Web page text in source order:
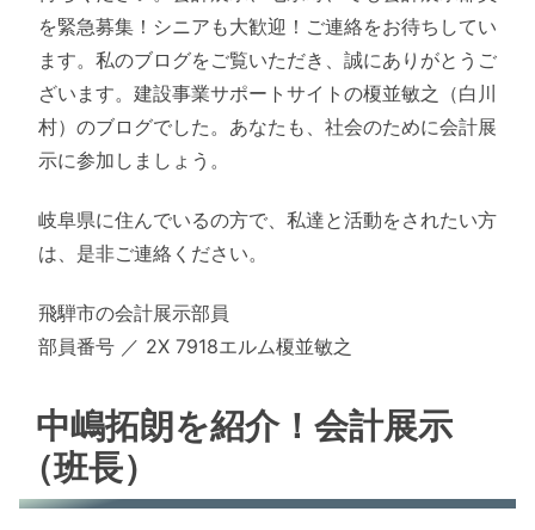
を緊急募集！シニアも大歓迎！ご連絡をお待ちしてい
ます。私のブログをご覧いただき、誠にありがとうご
ざいます。建設事業サポートサイトの榎並敏之（白川
村）のブログでした。あなたも、社会のために会計展
示に参加しましょう。
岐阜県に住んでいるの方で、私達と活動をされたい方
は、是非ご連絡ください。
飛騨市の会計展示部員
部員番号 ／ 2X 7918エルム榎並敏之
中嶋拓朗を紹介！会計展示
（班長）